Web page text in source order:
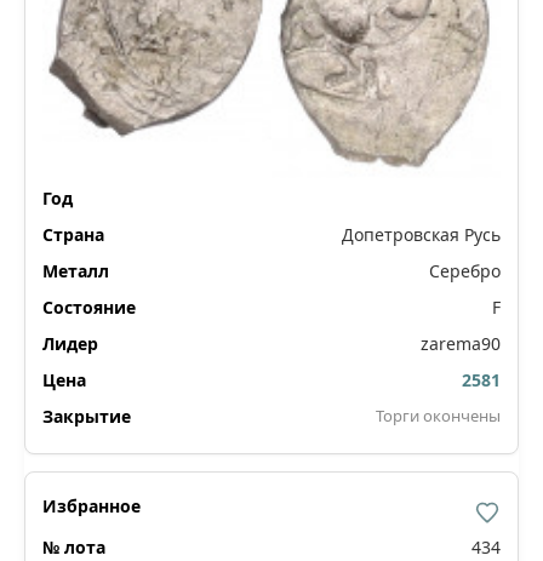
Допетровская Русь
Серебро
F
zarema90
2581
Торги окончены
434